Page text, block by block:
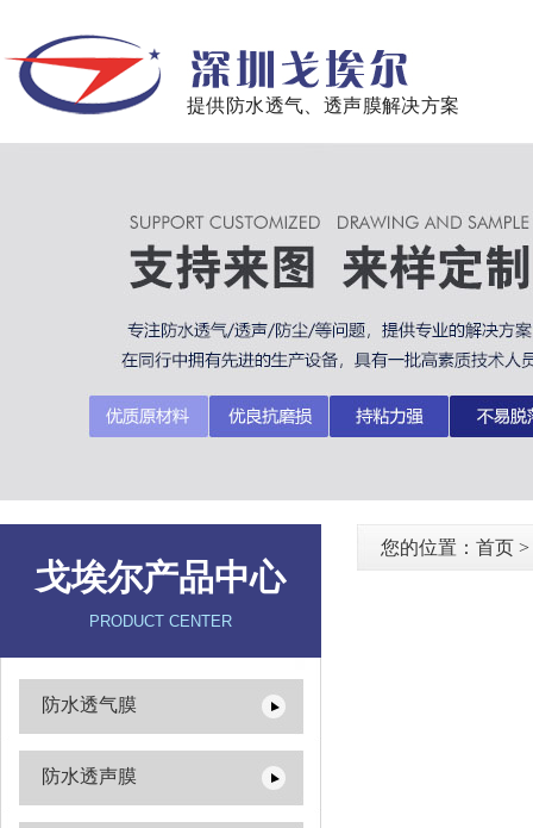
提供防水透气、透声膜解决方案
戈埃尔产品中心
PRODUCT CENTER
防水透气膜
防水透声膜
您的位置： 首页 >